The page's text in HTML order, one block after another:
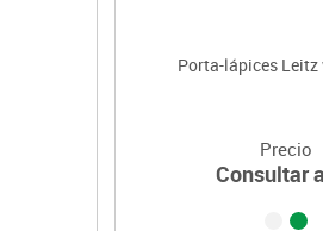
Porta-lápices
Precio
Consultar